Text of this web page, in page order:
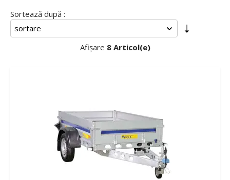
Sortează după :
Afișare 8 Articol(e)